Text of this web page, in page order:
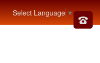
Select Language▼